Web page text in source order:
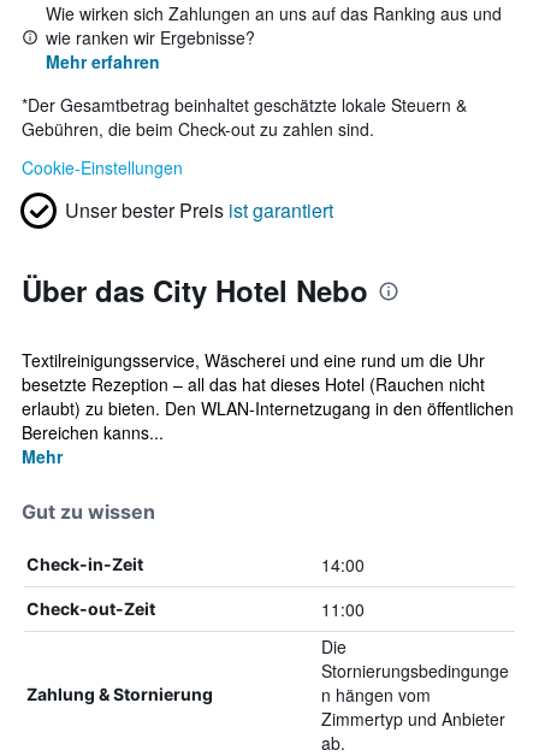
Wie wirken sich Zahlungen an uns auf das Ranking aus und
wie ranken wir Ergebnisse?
Mehr erfahren
*Der Gesamtbetrag beinhaltet geschätzte lokale Steuern &
Gebühren, die beim Check-out zu zahlen sind.
Cookie-Einstellungen
Unser bester Preis ist garantiert
Über das City Hotel Nebo
Textilreinigungsservice, Wäscherei und eine rund um die Uhr
besetzte Rezeption – all das hat dieses Hotel (Rauchen nicht
erlaubt) zu bieten. Den WLAN-Internetzugang in den öffentlichen
Bereichen kanns...
Mehr
Gut zu wissen
Check-in-Zeit 14:00
Check-out-Zeit 11:00
Zahlung & Stornierung
Die
Stornierungsbedingunge
n hängen vom
Zimmertyp und Anbieter
ab.